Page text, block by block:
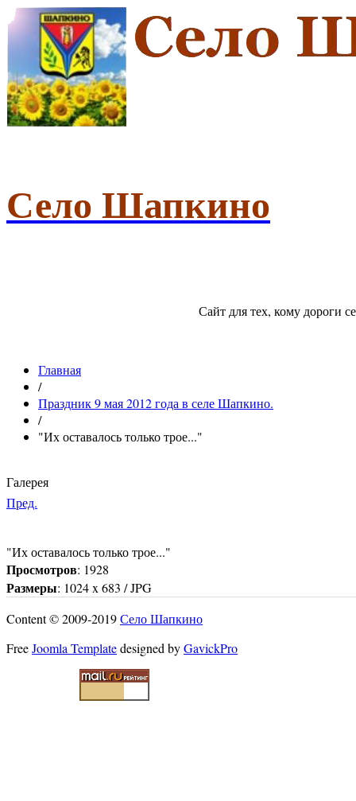
Село Шапкино
Сайт для тех, кому дороги
Главная
/
Праздник 9 мая 2012 года в селе Шапкино.
/
"Их оставалось только трое..."
Галерея
Пред.
"Их оставалось только трое..."
Просмотров: 1928
Размеры: 1024 x 683 / JPG
Content © 2009-2019Село Шапкино
FreeJoomla Templatedesigned byGavickPro